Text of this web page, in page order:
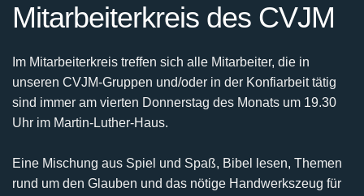
Mitarbeiterkreis des CVJM
Im Mitarbeiterkreis treffen sich alle Mitarbeiter, die in
unseren CVJM-Gruppen und/oder in der Konfiarbeit tätig
sind immer am vierten Donnerstag des Monats um 19.30
Uhr im Martin-Luther-Haus.
Eine Mischung aus Spiel und Spaß, Bibel lesen, Themen
rund um den Glauben und das nötige Handwerkszeug für